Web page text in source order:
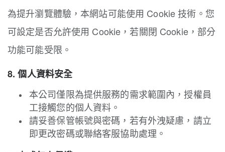
為提升瀏覽體驗，本網站可能使用 Cookie 技術。您
可設定是否允許使用 Cookie，若關閉 Cookie，部分
功能可能受限。
8. 個人資料安全
本公司僅限為提供服務的需求範圍內，授權員
工接觸您的個人資料。
請妥善保管帳號與密碼，若有外洩疑慮，請立
即更改密碼或聯絡客服協助處理。